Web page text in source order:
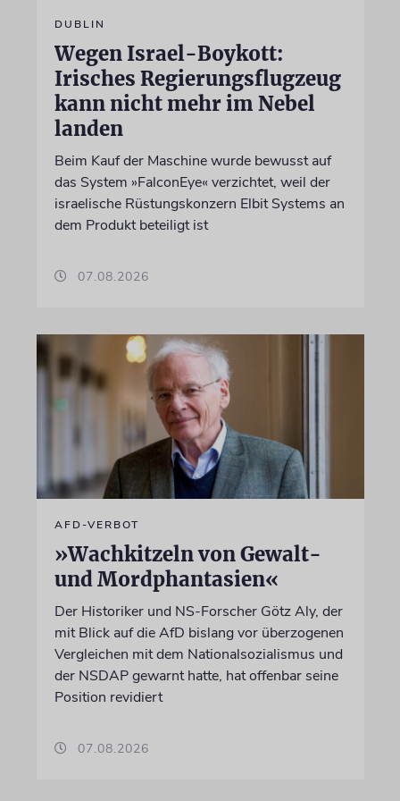
DUBLIN
Wegen Israel-Boykott:
Irisches Regierungsflugzeug
kann nicht mehr im Nebel
landen
Beim Kauf der Maschine wurde bewusst auf
das System »FalconEye« verzichtet, weil der
israelische Rüstungskonzern Elbit Systems an
dem Produkt beteiligt ist
07.08.2026
AFD-VERBOT
»Wachkitzeln von Gewalt-
und Mordphantasien«
Der Historiker und NS-Forscher Götz Aly, der
mit Blick auf die AfD bislang vor überzogenen
Vergleichen mit dem Nationalsozialismus und
der NSDAP gewarnt hatte, hat offenbar seine
Position revidiert
07.08.2026